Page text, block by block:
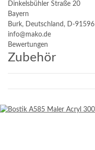
Dinkelsbühler Straße 20
Bayern
Burk, Deutschland, D-91596
info@mako.de
Bewertungen
Zubehör